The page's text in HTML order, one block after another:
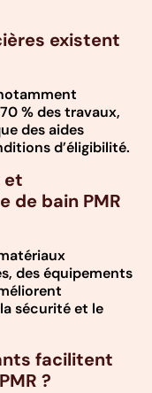
existent
% des travaux,
des aides
d’éligibilité.
et
de bain PMR
des équipements
sécurité et le
facilitent
?